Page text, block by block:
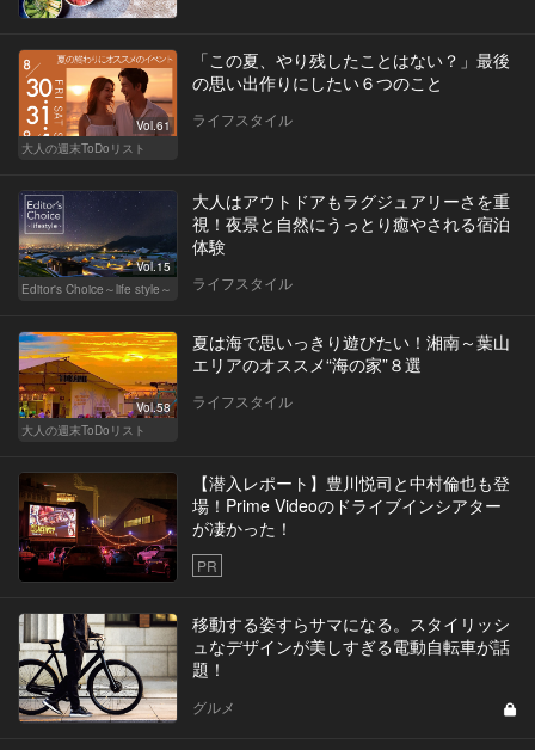
Vol.61
大人の週末ToDoリスト
「この夏、やり残したことはない？」最後
の思い出作りにしたい６つのこと
ライフスタイル
Vol.15
Editor's Choice～life style～
大人はアウトドアもラグジュアリーさを重
視！夜景と自然にうっとり癒やされる宿泊
体験
ライフスタイル
Vol.58
大人の週末ToDoリスト
夏は海で思いっきり遊びたい！湘南～葉山
エリアのオススメ“海の家”８選
ライフスタイル
【潜入レポート】豊川悦司と中村倫也も登
場！Prime Videoのドライブインシアター
が凄かった！
PR
移動する姿すらサマになる。スタイリッシ
ュなデザインが美しすぎる電動自転車が話
題！
グルメ